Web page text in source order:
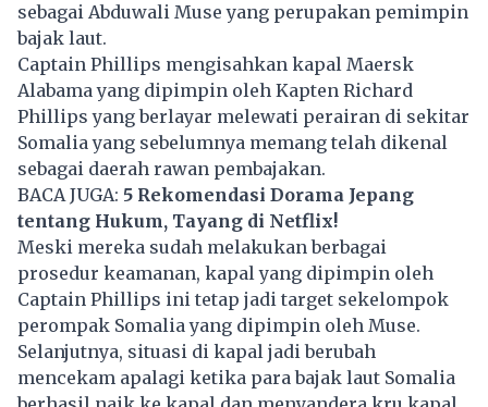
sebagai Abduwali Muse yang perupakan pemimpin
bajak laut.
Captain Phillips mengisahkan kapal Maersk
Alabama yang dipimpin oleh Kapten Richard
Phillips yang berlayar melewati perairan di sekitar
Somalia yang sebelumnya memang telah dikenal
sebagai daerah rawan pembajakan.
BACA JUGA: 5 Rekomendasi Dorama Jepang
tentang Hukum, Tayang di Netflix!
Meski mereka sudah melakukan berbagai
prosedur keamanan, kapal yang dipimpin oleh
Captain Phillips ini tetap jadi target sekelompok
perompak Somalia yang dipimpin oleh Muse.
Selanjutnya, situasi di kapal jadi berubah
mencekam apalagi ketika para bajak laut Somalia